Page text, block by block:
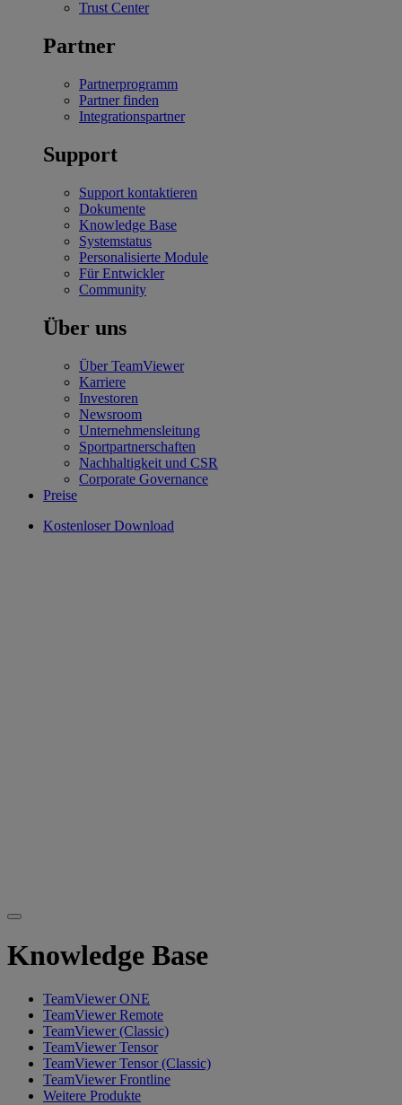
Trust Center
Partner
Partnerprogramm
Partner finden
Integrationspartner
Support
Support kontaktieren
Dokumente
Knowledge Base
Systemstatus
Personalisierte Module
Für Entwickler
Community
Über uns
Über TeamViewer
Karriere
Investoren
Newsroom
Unternehmensleitung
Sportpartnerschaften
Nachhaltigkeit und CSR
Corporate Governance
Preise
Kostenloser Download
Knowledge Base
TeamViewer ONE
TeamViewer Remote
TeamViewer (Classic)
TeamViewer Tensor
TeamViewer Tensor (Classic)
TeamViewer Frontline
Weitere Produkte